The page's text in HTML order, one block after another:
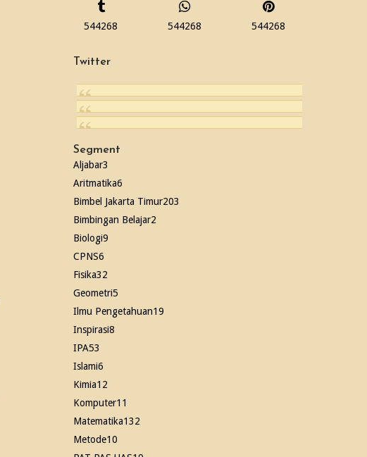
544268 544268 544268
Twitter
Segment
Aljabar3
Aritmatika6
Bimbel Jakarta Timur203
Bimbingan Belajar2
Biologi9
CPNS6
Fisika32
Geometri5
Ilmu Pengetahuan19
Inspirasi8
IPA53
Islami6
Kimia12
Komputer11
Matematika132
Metode10